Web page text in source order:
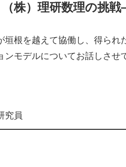
株）理研数理の挑
根を越えて協働し、得ら
モデルについてお話しさせ
究員